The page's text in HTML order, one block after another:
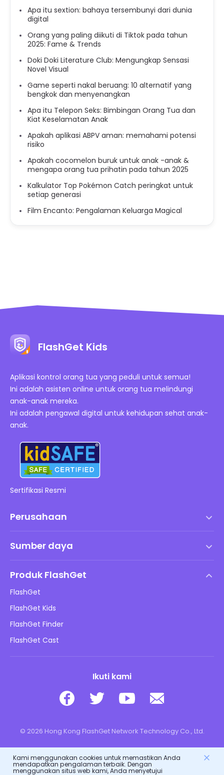
Apa itu sextion: bahaya tersembunyi dari dunia
digital
Orang yang paling diikuti di Tiktok pada tahun
2025: Fame & Trends
Doki Doki Literature Club: Mengungkap Sensasi
Novel Visual
Game seperti nakal beruang: 10 alternatif yang
bengkok dan menyenangkan
Apa itu Telepon Seks: Bimbingan Orang Tua dan
Kiat Keselamatan Anak
Apakah aplikasi ABPV aman: memahami potensi
risiko
Apakah cocomelon buruk untuk anak -anak &
mengapa orang tua prihatin pada tahun 2025
Kalkulator Top Pokémon Catch peringkat untuk
setiap generasi
Film Encanto: Pengalaman Keluarga Magical
FlashGet Kids
Aplikasi kontrol orang tua yang peduli untuk semua!
Ini adalah asisten online untuk orang tua melindungi
anak-anak mereka.
Ini adalah pengawal digital untuk kehidupan sehat anak-
anak.
Sertifikasi Resmi
Perusahaan
Kebijakan DMCA
Kebijakan Privasi
Kebijakan Periklanan
Jangan Jual Info Saya
Sumber daya
Blog
Keamanan Daring Anak
Unduh
Produk FlashGet
FlashGet
FlashGet Kids
FlashGet Finder
FlashGet Cast
Ikuti kami
© 2026 Hong Kong FlashGet Network Technology Co., Ltd.
Kami menggunakan cookies untuk memastikan Anda
mendapatkan pengalaman terbaik. Dengan
menggunakan situs web kami, Anda menyetujui